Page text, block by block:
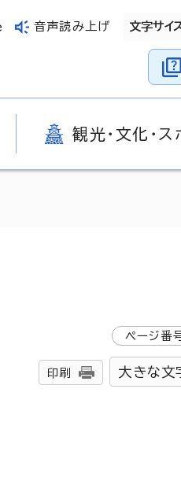
音声読み上げ 文字サイ
観光・文化・ス
ページ番
印刷 大きな文